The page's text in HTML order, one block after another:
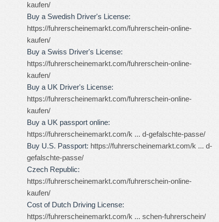
kaufen/
Buy a Swedish Driver's License:
https://fuhrerscheinemarkt.com/fuhrerschein-online-
kaufen/
Buy a Swiss Driver's License:
https://fuhrerscheinemarkt.com/fuhrerschein-online-
kaufen/
Buy a UK Driver's License:
https://fuhrerscheinemarkt.com/fuhrerschein-online-
kaufen/
Buy a UK passport online:
https://fuhrerscheinemarkt.com/k ... d-gefalschte-passe/
Buy U.S. Passport: https://fuhrerscheinemarkt.com/k ... d-
gefalschte-passe/
Czech Republic:
https://fuhrerscheinemarkt.com/fuhrerschein-online-
kaufen/
Cost of Dutch Driving License:
https://fuhrerscheinemarkt.com/k ... schen-fuhrerschein/